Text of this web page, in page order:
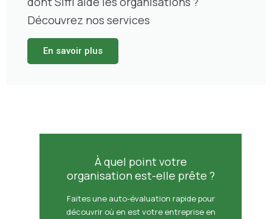
Découvrez nos services
En savoir plus
À quel point votre
organisation est-elle prête ?
Faites une auto-évaluation rapide pour
découvrir où en est votre entreprise en